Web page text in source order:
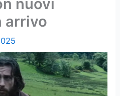
nuovi
arrivo